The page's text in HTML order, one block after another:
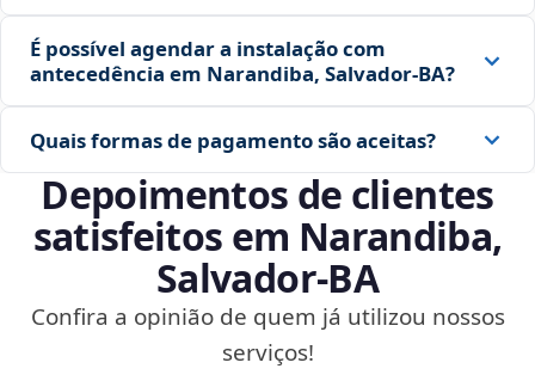
É possível agendar a instalação com
antecedência em Narandiba, Salvador‑BA?
Quais formas de pagamento são aceitas?
Depoimentos de clientes
satisfeitos em Narandiba,
Salvador‑BA
Confira a opinião de quem já utilizou nossos
serviços!